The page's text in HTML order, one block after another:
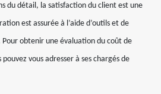
du détail, la satisfaction du client est une
est assurée à l’aide d’outils et de
obtenir une évaluation du coût de
vous adresser à ses chargés de